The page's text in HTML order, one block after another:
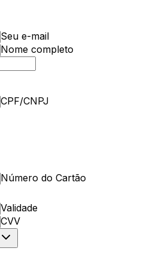
Seu e-mail
Nome completo
CPF/CNPJ
Número do Cartão
Validade
CVV